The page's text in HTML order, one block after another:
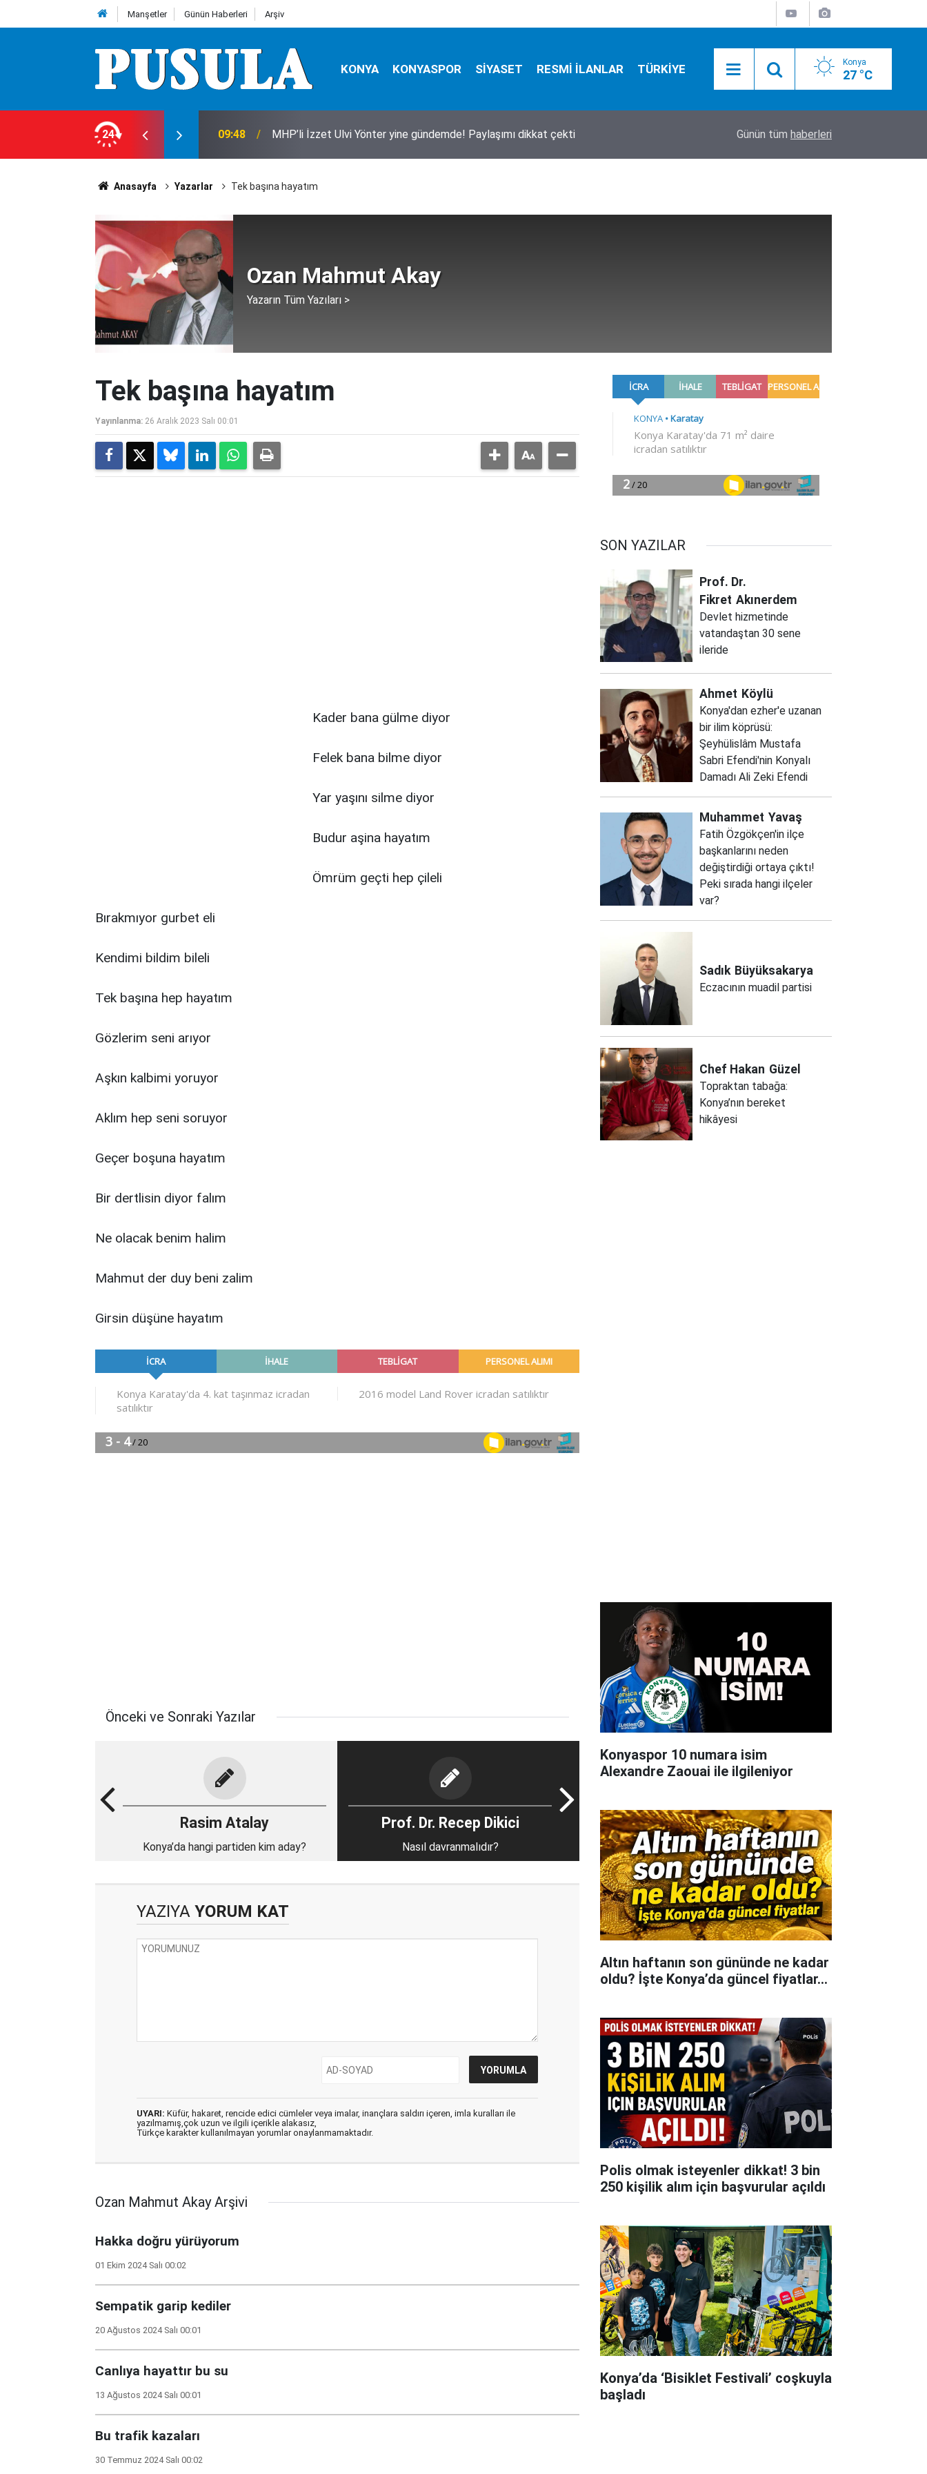
Manşetler Günün Haberleri Arşiv
KONYA KONYASPOR SİYASET RESMİ İLANLAR TÜRKİYE Konya
27 °C
24
oldu? İşte Konya’da güncel fiyatlar... 09:48 MHP’li İzzet Ulvi Yönter yine gündemde! Paylaşımı dikkat çekti Polis olmak isteyenler dikkat! 3 bin 250 kişilik
Günün tüm haberleri
Anasayfa Yazarlar Tek başına hayatım
Ozan Mahmut Akay
Yazarın Tüm Yazıları >
Tek başına hayatım
Yayınlanma: 26 Aralık 2023 Salı 00:01
Kader bana gülme diyor
Felek bana bilme diyor
Yar yaşını silme diyor
Budur aşina hayatım
Ömrüm geçti hep çileli
Bırakmıyor gurbet eli
Kendimi bildim bileli
Tek başına hep hayatım
Gözlerim seni arıyor
Aşkın kalbimi yoruyor
Aklım hep seni soruyor
Geçer boşuna hayatım
Bir dertlisin diyor falım
Ne olacak benim halim
Mahmut der duy beni zalim
Girsin düşüne hayatım
Önceki ve Sonraki Yazılar
Rasim Atalay
Konya’da hangi partiden kim aday?
Prof. Dr. Recep Dikici
Nasıl davranmalıdır?
YAZIYA YORUM KAT
UYARI: Küfür, hakaret, rencide edici cümleler veya imalar, inançlara saldırı içeren, imla kuralları ile
yazılmamış,çok uzun ve ilgili içerikle alakasız,
Türkçe karakter kullanılmayan yorumlar onaylanmamaktadır.
Ozan Mahmut Akay Arşivi
Hakka doğru yürüyorum
01 Ekim 2024 Salı 00:02
Sempatik garip kediler
20 Ağustos 2024 Salı 00:01
Canlıya hayattır bu su
13 Ağustos 2024 Salı 00:01
Bu trafik kazaları
30 Temmuz 2024 Salı 00:02
SON YAZILAR
Prof. Dr.
Fikret Akınerdem
Devlet hizmetinde
vatandaştan 30 sene
ileride
Ahmet Köylü
Konya'dan ezher'e uzanan
bir ilim köprüsü:
Şeyhülislâm Mustafa
Sabri Efendi'nin Konyalı
Damadı Ali Zeki Efendi
Muhammet Yavaş
Fatih Özgökçen'in ilçe
başkanlarını neden
değiştirdiği ortaya çıktı!
Peki sırada hangi ilçeler
var?
Sadık Büyüksakarya
Eczacının muadil partisi
Chef Hakan Güzel
Topraktan tabağa:
Konya’nın bereket
hikâyesi
Konyaspor 10 numara isim
Alexandre Zaouai ile ilgileniyor
Altın haftanın son gününde ne kadar
oldu? İşte Konya’da güncel fiyatlar...
Polis olmak isteyenler dikkat! 3 bin
250 kişilik alım için başvurular açıldı
Konya’da ‘Bisiklet Festivali’ coşkuyla
başladı